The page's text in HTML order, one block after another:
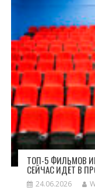
ТОП-5 ФИЛЬМОВ
СЕЙЧАС ИДЁТ В
24.06.2026